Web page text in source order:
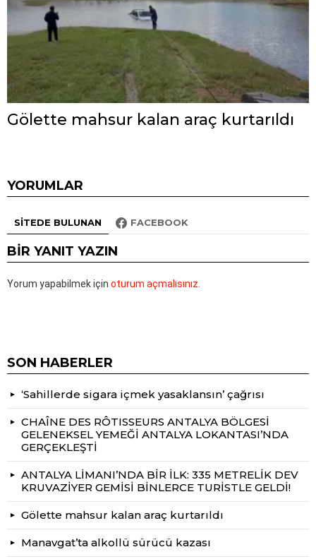
Gölette mahsur kalan araç kurtarıldı
YORUMLAR
SITEDE BULUNAN FACEBOOK
BIR YANIT YAZIN
Yorum yapabilmek için oturum açmalısınız
SON HABERLER
‘Sahillerde sigara içmek yasaklansın’ çağrısı
CHAÎNE DES RÔTISSEURS ANTALYA BÖLGESİ
GELENEKSEL YEMEĞİ ANTALYA LOKANTASI’NDA
GERÇEKLEŞTİ
ANTALYA LİMANI’NDA BİR İLK: 335 METRELİK DEV
KRUVAZİYER GEMİSİ BİNLERCE TURİSTLE GELDİ!
Gölette mahsur kalan araç kurtarıldı
Manavgat’ta alkollü sürücü kazası